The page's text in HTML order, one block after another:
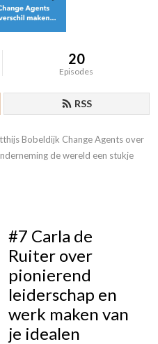
20
Episodes
RSS
Bobeldijk Change Agents over
de wereld een stukje
#7 Carla de
Ruiter over
pionierend
leiderschap en
werk maken van
je idealen